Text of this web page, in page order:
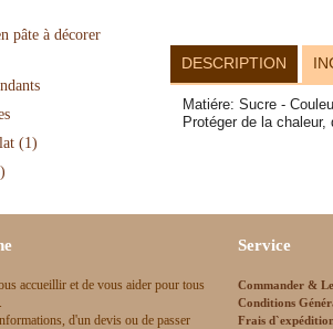
pâte à décorer
(1)
DESCRIPTION
Matiére: Sucre -
Protéger de la
accueillir et de vous aider pour tous
d'un devis ou de passer
Service
Commander &
Conditions
Frais